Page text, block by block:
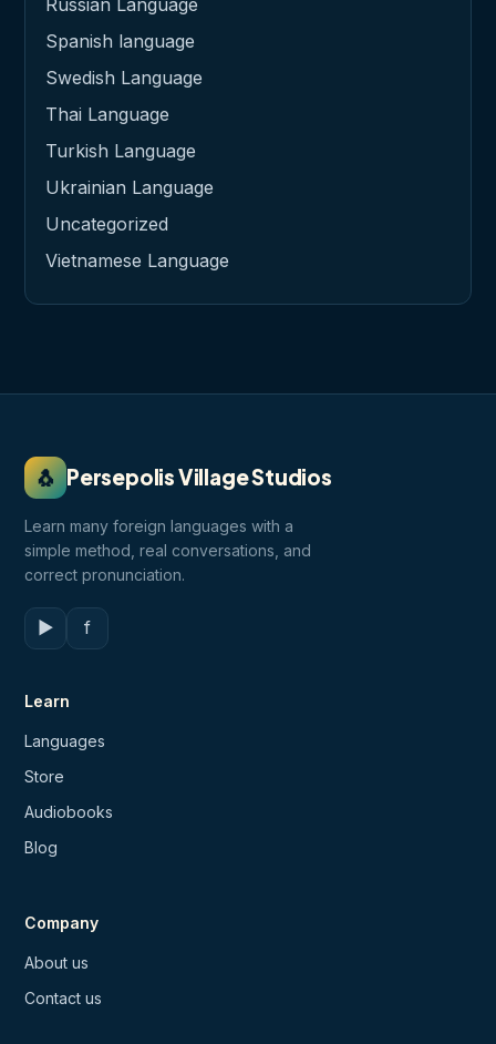
Spanish language
Swedish Language
Thai Language
Turkish Language
Ukrainian Language
Uncategorized
Vietnamese Language
🐧 Persepolis Village Studios
Learn many foreign languages with a
simple method, real conversations, and
correct pronunciation.
▶ f
Learn
Languages
Store
Audiobooks
Blog
Company
About us
Contact us